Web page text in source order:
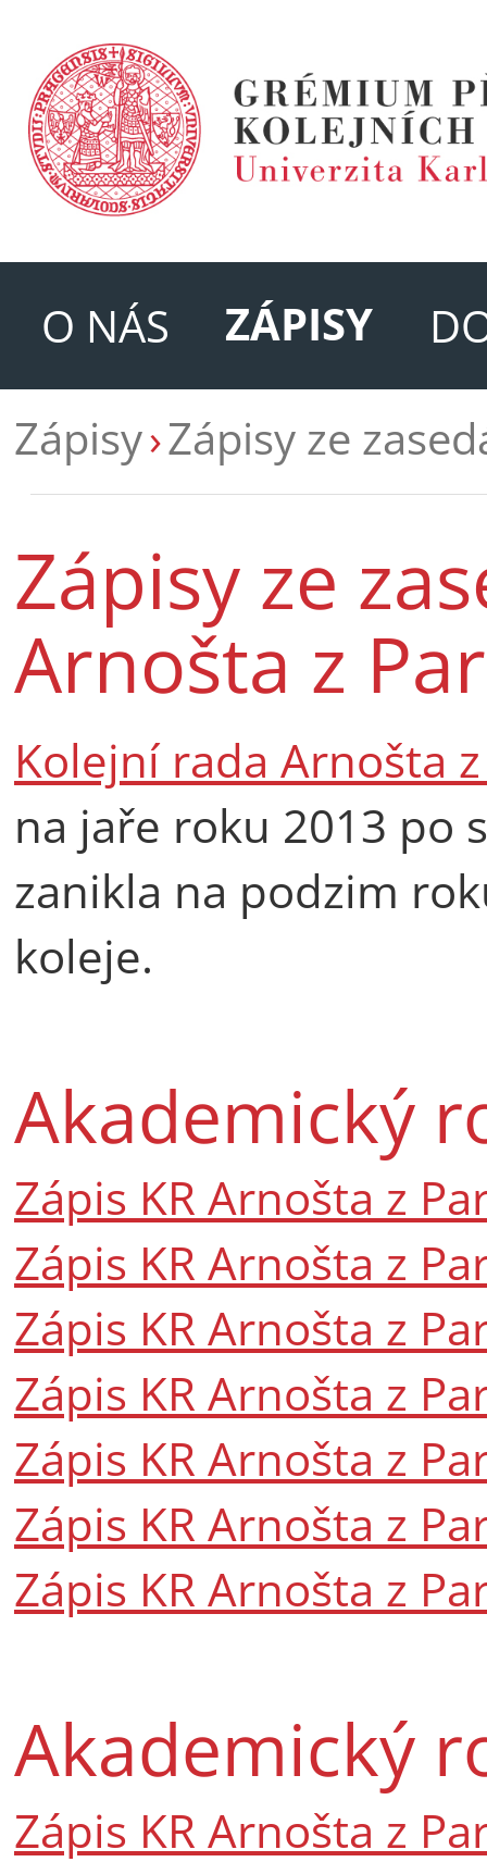
O NÁS ZÁPISY
Zápisy Zápisy ze
Zápisy ze
Arnošta z
Kolejní rada Arnošta
na jaře roku 2013 po
zanikla na podzim
koleje.
Akademický
Zápis KR Arnošta z
Zápis KR Arnošta z
Zápis KR Arnošta z
Zápis KR Arnošta z
Zápis KR Arnošta z
Zápis KR Arnošta z
Zápis KR Arnošta z
Akademický
Zápis KR Arnošta z